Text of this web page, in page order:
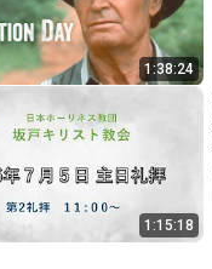
1:38:24
1:15:18